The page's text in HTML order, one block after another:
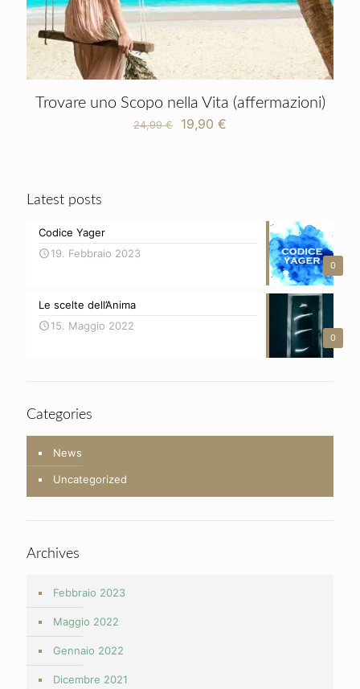
Trovare uno Scopo nella Vita (affermazioni)
24,99€
Il
19,90 €
Latest posts
0
Codice Yager
19. Febbraio 2023
0
Le scelte dell’Anima
15. Maggio 2022
Categories
News
Uncategorized
Archives
Febbraio 2023
Maggio 2022
Gennaio 2022
Dicembre 2021